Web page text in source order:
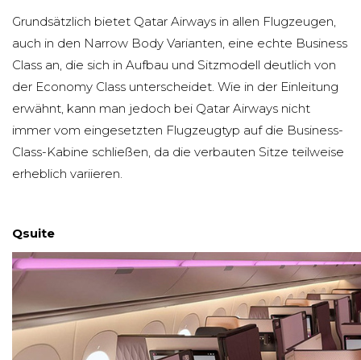
Grundsätzlich bietet Qatar Airways in allen Flugzeugen,
auch in den Narrow Body Varianten, eine echte Business
Class an, die sich in Aufbau und Sitzmodell deutlich von
der Economy Class unterscheidet. Wie in der Einleitung
erwähnt, kann man jedoch bei Qatar Airways nicht
immer vom eingesetzten Flugzeugtyp auf die Business-
Class-Kabine schließen, da die verbauten Sitze teilweise
erheblich variieren.
Qsuite